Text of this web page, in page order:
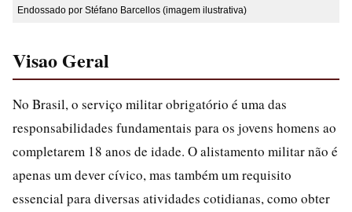
Endossado por Stéfano Barcellos (imagem ilustrativa)
Visao Geral
No Brasil, o serviço militar obrigatório é uma das
responsabilidades fundamentais para os jovens homens ao
completarem 18 anos de idade. O alistamento militar não é
apenas um dever cívico, mas também um requisito
essencial para diversas atividades cotidianas, como obter